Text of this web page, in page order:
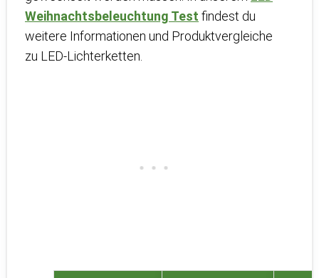
Weihnachtsbeleuchtung Test findest du
weitere Informationen und Produktvergleiche
zu LED-Lichterketten.